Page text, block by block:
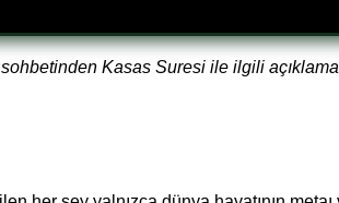
Kasas Suresi ile ilgili